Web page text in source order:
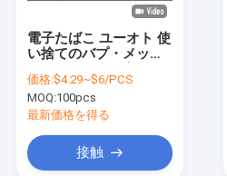
電子たばこ ユーオト 使
い捨てのバプ・メッシ
吸い 0% 2% 5%
価格:$4.29~$6/PCS
MOQ:100pcs
最新価格を得る
接触